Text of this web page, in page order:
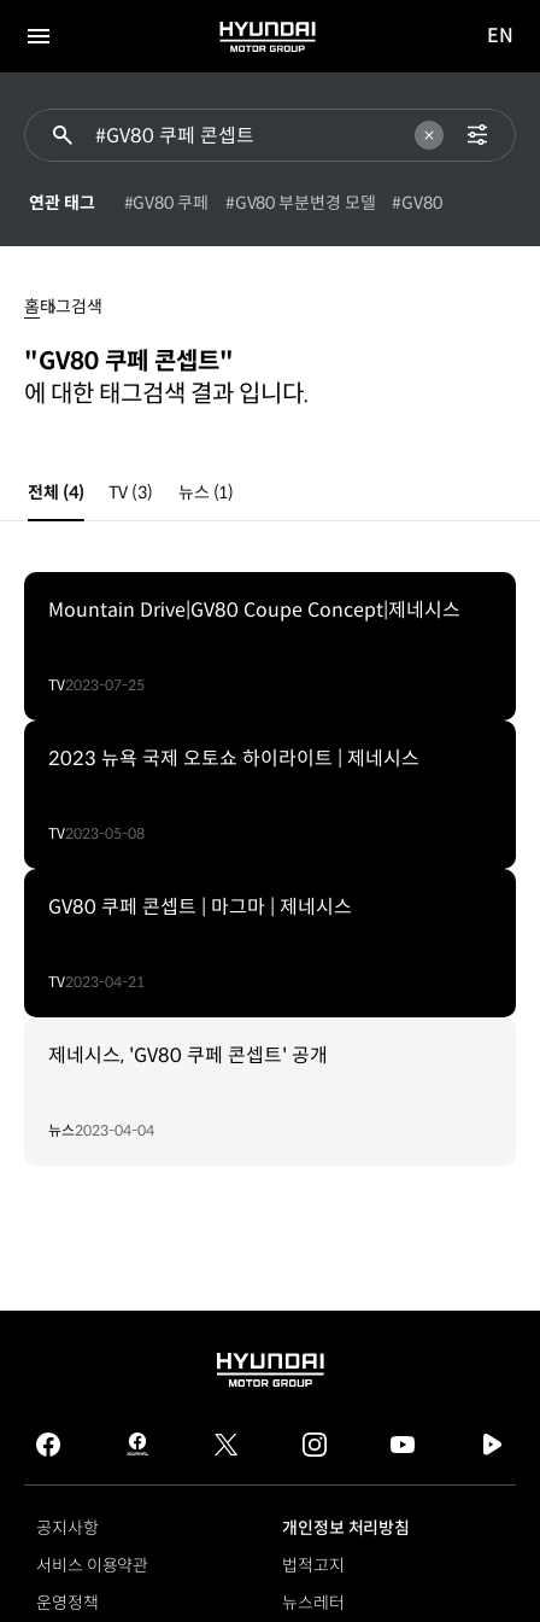
전체
HYUNDAI
MOTOR
이동
EN
연관 태그 #GV80 쿠페 #GV80 부분변경 모델 #GV80
콘셉트
홈태그검색
"GV80 쿠페 콘셉트"
에 대한 태그검색 결과 입니다.
전체 (4) TV (3) 뉴스 (1)
Mountain Drive|GV80 Coupe Concept|제네시스
TV2023-07-25
2023 뉴욕 국제 오토쇼 하이라이트 | 제네시스
TV2023-05-08
GV80 쿠페 콘셉트 | 마그마 | 제네시스
TV2023-04-21
제네시스, 'GV80 쿠페 콘셉트' 공개
뉴스2023-04-04
HYUNDAI
GROUP
facebook
hmg
journal
twitter instagram
tv
공지사항
개인정보 처리방침
서비스 이용약관
법적고지
운영정책
뉴스레터